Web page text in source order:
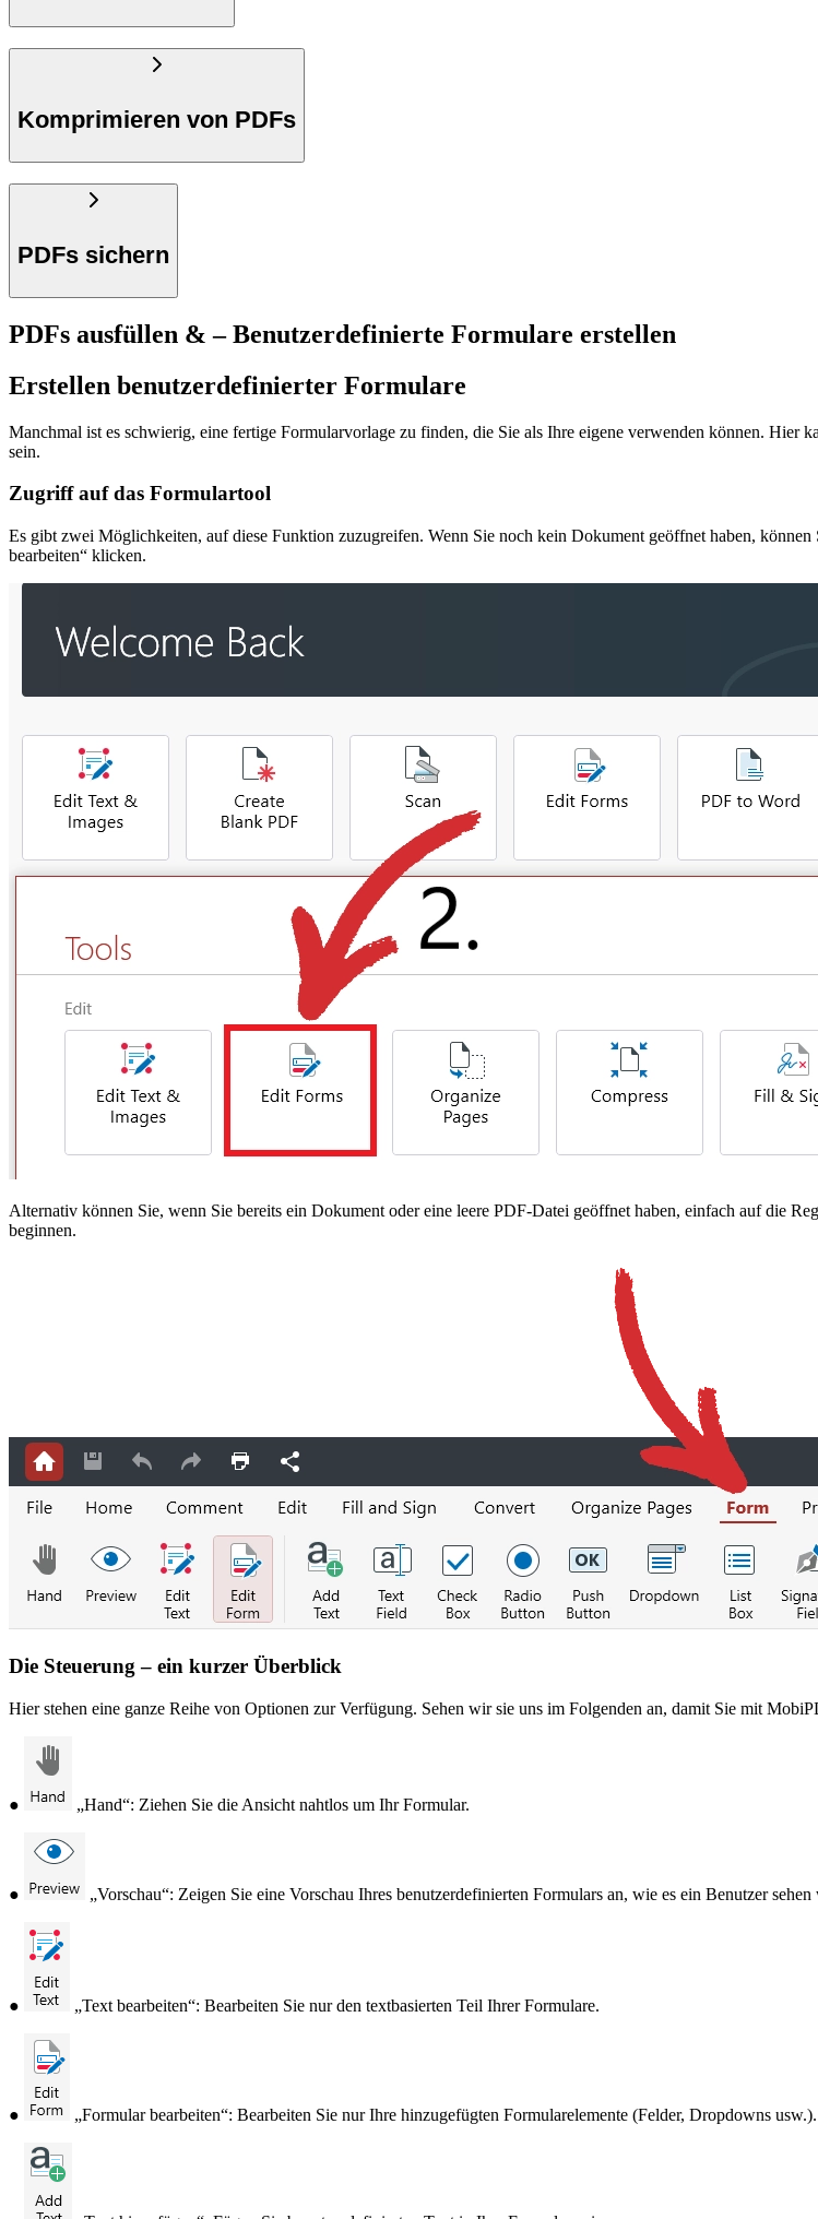
Komprimieren von PDFs
PDFs sichern
PDFs ausfüllen & – Benutzerdefinierte Formulare erstellen
Erstellen benutzerdefinierter Formulare
Manchmal ist es schwierig, eine fertige Formularvorlage zu finden, die Sie als Ihre eigene verwenden können.
sein.
Zugriff auf das Formulartool
Es gibt zwei Möglichkeiten, auf diese Funktion zuzugreifen. Wenn Sie noch kein Dokument geöffnet haben,
bearbeiten“ klicken.
Alternativ können Sie, wenn Sie bereits ein Dokument oder eine leere PDF-Datei geöffnet haben, einfach auf die
beginnen.
Die Steuerung – ein kurzer Überblick
Hier stehen eine ganze Reihe von Optionen zur Verfügung. Sehen wir sie uns im Folgenden an, damit Sie mit
● „Hand“: Ziehen Sie die Ansicht nahtlos um Ihr Formular.
● „Vorschau“: Zeigen Sie eine Vorschau Ihres benutzerdefinierten Formulars an, wie es ein Benutzer sehen
● „Text bearbeiten“: Bearbeiten Sie nur den textbasierten Teil Ihrer Formulare.
● „Formular bearbeiten“: Bearbeiten Sie nur Ihre hinzugefügten Formularelemente (Felder, Dropdowns usw.).